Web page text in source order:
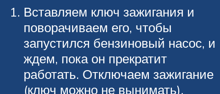
Вставляем ключ зажигания и
поворачиваем его, чтобы
запустился бензиновый насос, и
ждем, пока он прекратит
работать. Отключаем зажигание
(ключ можно не вынимать).